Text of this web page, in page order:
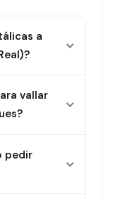
a
vallar
pedir